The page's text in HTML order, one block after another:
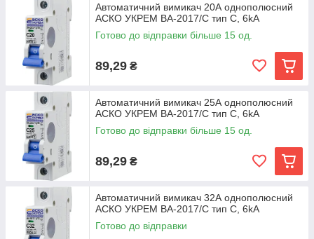
Автоматичний вимикач 20А однополюсний
АСКО УКРЕМ ВА-2017/С тип C, 6kA
Готово до відправки більше 15 од.
89,29 ₴
Автоматичний вимикач 25А однополюсний
АСКО УКРЕМ ВА-2017/С тип C, 6kA
Готово до відправки більше 15 од.
89,29 ₴
Автоматичний вимикач 32А однополюсний
АСКО УКРЕМ ВА-2017/С тип C, 6kA
Готово до відправки